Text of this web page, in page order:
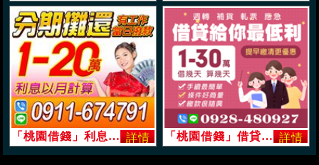
「桃園借錢」利息以月計算，可當日撥款，有工作立即撥款，1-20萬，分期攤還方便省時「即樂貸」 「桃園借錢」借貸給你最低利，提早繳清更優惠，1-30萬，手續簡單條件好談繳款隨興「即樂貸」